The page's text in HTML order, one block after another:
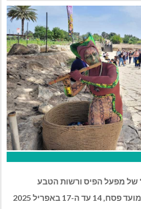
של מפעל הפיס ורשות הטבע
17 באפריל 2025